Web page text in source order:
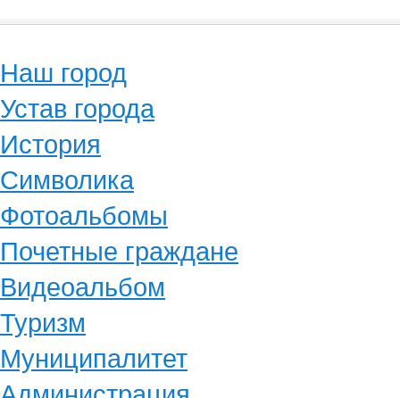
Наш город
Устав города
История
Символика
Фотоальбомы
Почетные граждане
Видеоальбом
Туризм
Муниципалитет